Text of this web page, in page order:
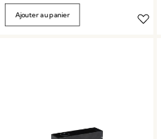
Ajouter au panier